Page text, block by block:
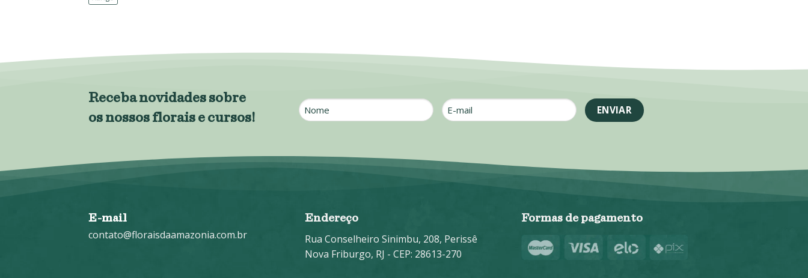
Receba novidades sobre
os nossos florais e cursos!
Nome
E-
mail
E-mail
contato@floraisdaamazonia.com.br
Endereço
Rua Conselheiro Sinimbu, 208, Perissê
Nova Friburgo, RJ - CEP: 28613-270
Formas de pagamento